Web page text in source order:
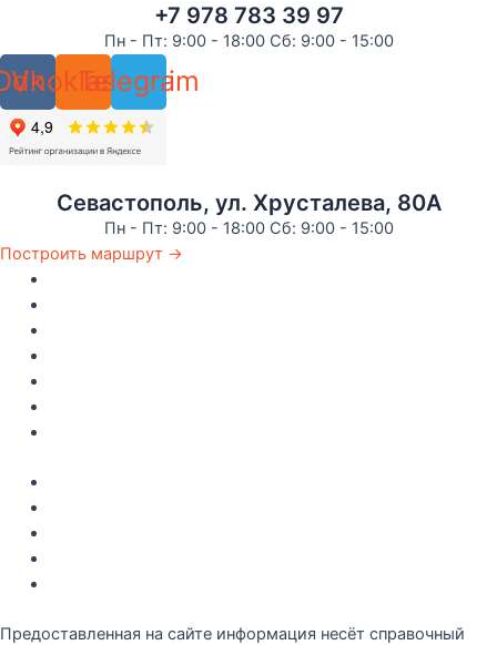
+7 978 783 39 97
Пн - Пт: 9:00 - 18:00 Сб: 9:00 - 15:00
Vk Telegram
Севастополь, ул. Хрусталева, 80А
Пн - Пт: 9:00 - 18:00 Сб: 9:00 - 15:00
Построить маршрут →
Предоставленная на сайте информация несёт справочный